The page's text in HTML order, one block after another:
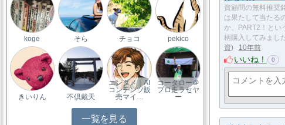
資顧問の無料推奨
は果たして当たる
か、PART2！とい
柄購入してみまし
資
10年前
いいね！ 0
koge そら チョコ pekico
きいりん 不倶戴天
エンタメ｜AI
コンテンツ販
売マイ…
コータロー＠
プロ走ラセヤ
ー
一覧を見る